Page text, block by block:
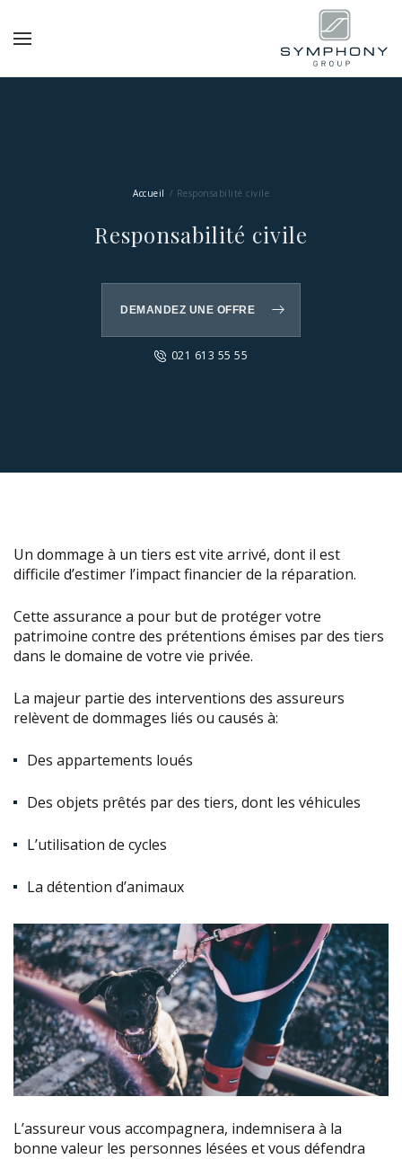
Accueil Responsabilité civile
Responsabilité civile
DEMANDEZ UNE OFFRE
021 613 55 55
Un dommage à un tiers est vite arrivé, dont il est
difficile d’estimer l’impact financier de la réparation.
Cette assurance a pour but de protéger votre
patrimoine contre des prétentions émises par des tiers
dans le domaine de votre vie privée.
La majeur partie des interventions des assureurs
relèvent de dommages liés ou causés à:
Des appartements loués
Des objets prêtés par des tiers, dont les véhicules
L’utilisation de cycles
La détention d’animaux
L’assureur vous accompagnera, indemnisera à la
bonne valeur les personnes lésées et vous défendra